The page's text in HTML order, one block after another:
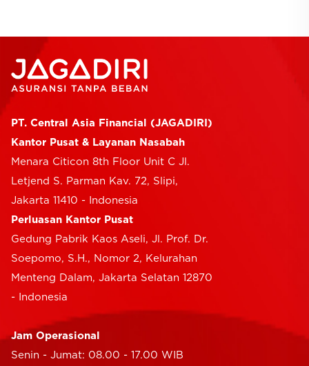
PT. Central Asia Financial (JAGADIRI)
Kantor Pusat & Layanan Nasabah
Menara Citicon 8th Floor Unit C Jl.
Letjend S. Parman Kav. 72, Slipi,
Jakarta 11410 - Indonesia
Perluasan Kantor Pusat
Gedung Pabrik Kaos Aseli, Jl. Prof. Dr.
Soepomo, S.H., Nomor 2, Kelurahan
Menteng Dalam, Jakarta Selatan 12870
- Indonesia
Jam Operasional
Senin - Jumat: 08.00 - 17.00 WIB